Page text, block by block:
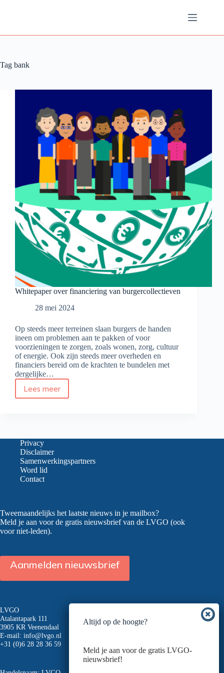
Tag bank
Whitepaper over financiering van burgercollectieven
28 mei 2024
Op steeds meer terreinen slaan burgers de handen
ineen om problemen aan te pakken of voor
voorzieningen te zorgen, zoals wonen, zorg, cultuur
of energie. Ook zijn steeds meer overheden en
financiers bereid om de krachten te bundelen met
dergelijke…
Lees meerWhitepaper
Privacy
Disclaimer
Samenwerkingspartners
Word lid
Contact
Tweemaandelijks het laatste nieuws in je mailbox?
Meld je aan voor de gratis nieuwsbrief van de LVGO (ook
voor niet-leden).
Aanmelden nieuwsbrief
LVGO
Atalantapark 111
3905 KR Veenendaal
E-mail: info@lvgo.nl
+31 (0)6 28 28 36 59
Altijd op de hoogte?
Meld je aan voor de gratis LVGO-
nieuwsbrief!